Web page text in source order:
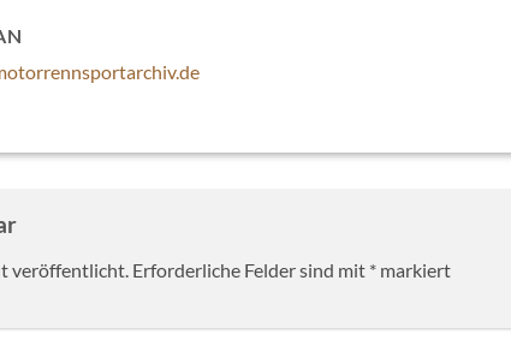
veröffentlicht. Erforderliche Felder sind mit * markiert